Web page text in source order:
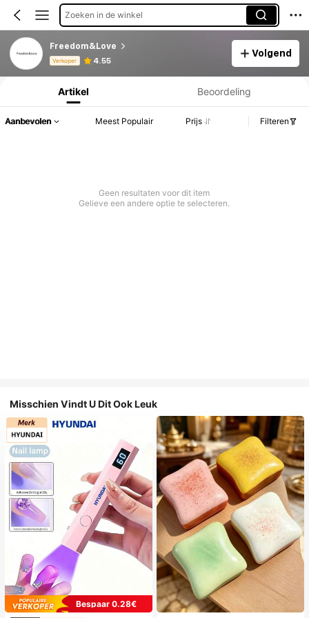
Zoeken in de winkel
Freedom&Love
Verkoper 4.55
Volgend
Productinformatie: Prijsopenbaring, Verkoop- en Voorraadgegevens.
Artikel Beoordeling
Aanbevolen Meest Populair Prijs Filteren
Geen resultaten voor dit item
Gelieve een andere optie te selecteren.
Misschien Vindt U Dit Ook Leuk
Bespaar 0.28€